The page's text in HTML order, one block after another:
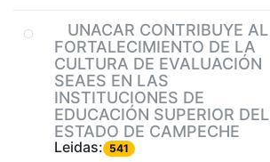
UNACAR CONTRIBUYE AL
FORTALECIMIENTO DE LA
CULTURA DE EVALUACIÓN
SEAES EN LAS
INSTITUCIONES DE
EDUCACIÓN SUPERIOR DEL
ESTADO DE CAMPECHE
Leidas: 541